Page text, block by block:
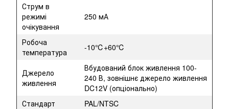
Струм в
режимі
очікування
250 мА
Робоча
температура
-10℃+60℃
Джерело
живлення
Вбудований блок живлення 100-
240 В, зовнішнє джерело живлення
DC12V (опціонально)
Стандарт
PAL/NTSC